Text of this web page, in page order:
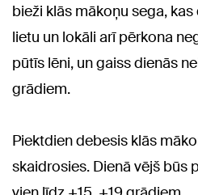
bieži klās mākoņu sega,
lietu un lokāli arī pērkona
pūtīs lēni, un gaiss dienās
grādiem.
Piektdien debesis klās
skaidrosies. Dienā vējš būs